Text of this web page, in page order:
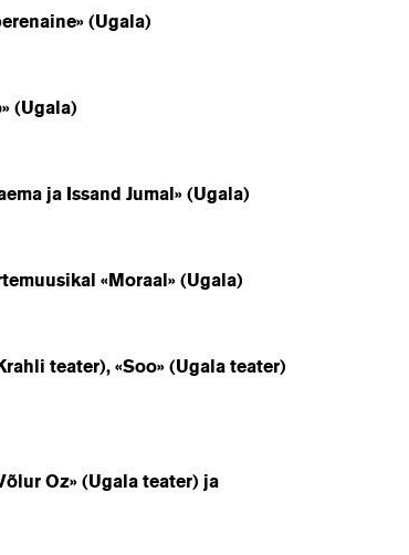
(Ugala)
(Ugala)
ja Issand Jumal» (Ugala)
«Moraal» (Ugala)
teater), «Soo» (Ugala teater)
Oz» (Ugala teater) ja